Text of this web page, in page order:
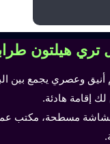
تري هيلتون
أنيق وعصري يجمع بين
إقامة هادئة.
بشاشة مسطحة، مكتب